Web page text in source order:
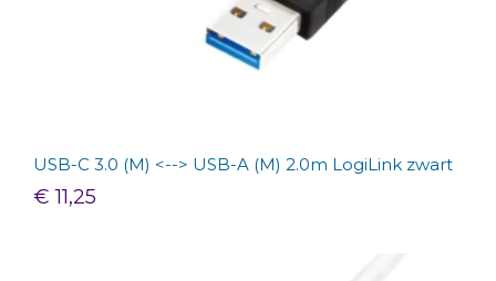
USB-C 3.0 (M) <--> USB-A (M) 2.0m LogiLink zwart
€ 11,25